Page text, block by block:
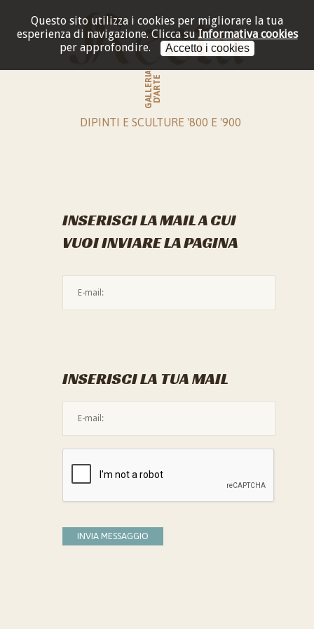
Questo sito utilizza i cookies per migliorare la tua
esperienza di navigazione. Clicca su Informativa cookies
per approfondire.
Accetto i cookies
GALLERIAD'ARTE
DIPINTI E SCULTURE '800 E '900
INSERISCI LA MAIL A CUI
VUOI INVIARE LA PAGINA
INSERISCI LA TUA MAIL
INVIA MESSAGGIO